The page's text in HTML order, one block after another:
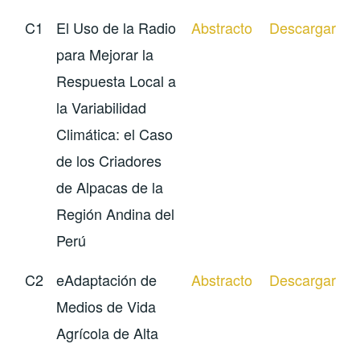
C1
El Uso de la Radio
para Mejorar la
Respuesta Local a
la Variabilidad
Climática: el Caso
de los Criadores
de Alpacas de la
Región Andina del
Perú
Abstracto Descargar
C2
e­Adaptación de
Medios de Vida
Agrícola de Alta
Abstracto Descargar